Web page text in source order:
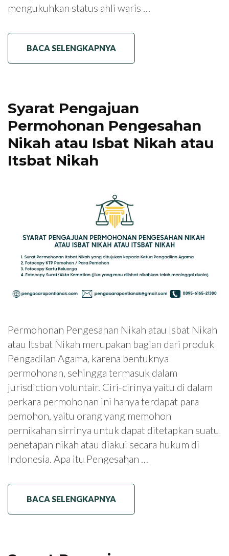
mengukuhkan status ahli waris …
BACA SELENGKAPNYA
Syarat Pengajuan
Permohonan Pengesahan
Nikah atau Isbat Nikah atau
Itsbat Nikah
Permohonan Pengesahan Nikah atau Isbat Nikah
atau Itsbat Nikah merupakan bagian dari produk
Pengadilan Agama, karena bentuknya
permohonan, sehingga termasuk dalam
jurisdiction voluntair. Ciri-cirinya yaitu di dalam
perkara permohonan ini hanya terdapat para
pemohon, yaitu orang yang memohon
pernikahan sirrinya untuk dapat ditetapkan suatu
penetapan nikah atau diakui secara hukum di
Indonesia. Apa itu Pengesahan …
BACA SELENGKAPNYA